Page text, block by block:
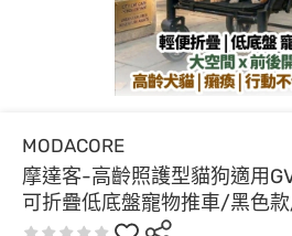
MODACORE
摩達客-高齡照護型貓狗適用
可折疊低底盤寵物推車/黑色